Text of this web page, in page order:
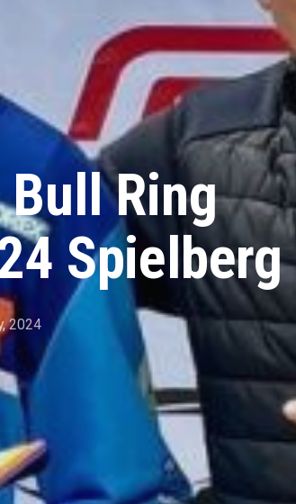
Bull Ring
Spielberg
2024